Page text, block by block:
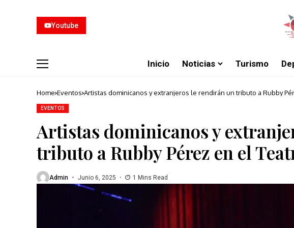
Youtube
Inicio Noticias Turismo
Home Eventos Artistas dominicanos y extranjeros le rendirán un tributo a Rubby
EVENTOS
Artistas dominicanos y
tributo a Rubby Pérez en el
Admin Junio 6, 2025 1 Mins Read